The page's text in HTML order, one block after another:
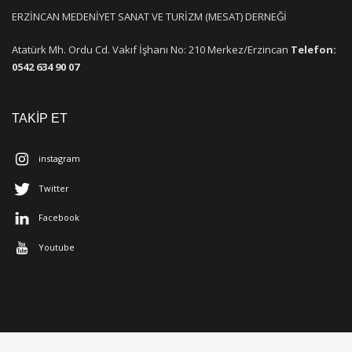
ERZİNCAN MEDENİYET SANAT VE TURİZM (MESAT) DERNEĞİ
Atatürk Mh. Ordu Cd. Vakıf İşhanı No: 210 Merkez/Erzincan Telefon:
0542 634 90 07
TAKİP ET
instagram
Twitter
Facebook
Youtube